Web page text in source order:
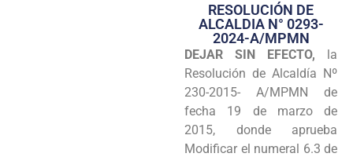
Transparencia
Seguridad
Programas
Intranet
RESOLUCIÓN DE
ALCALDIA N° 0293-
2024-A/MPMN
DEJAR SIN EFECTO, la
Resolución de Alcaldía Nº
230-2015- A/MPMN de
fecha 19 de marzo de
2015, donde aprueba
Modificar el numeral 6.3 de